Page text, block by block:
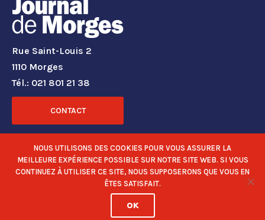
Rue Saint-Louis 2
1110 Morges
Tél.: 021 801 21 38
CONTACT
RÉSEAUX SOCIAUX
NOUS UTILISONS DES COOKIES POUR VOUS ASSURER LA
MEILLEURE EXPÉRIENCE POSSIBLE SUR NOTRE SITE WEB. SI VOUS
CONTINUEZ À UTILISER CE SITE, NOUS SUPPOSERONS QUE VOUS EN
ÊTES SATISFAIT.
OK